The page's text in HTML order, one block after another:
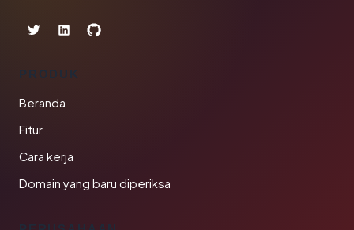
PRODUK
Beranda
Fitur
Cara kerja
Domain yang baru diperiksa